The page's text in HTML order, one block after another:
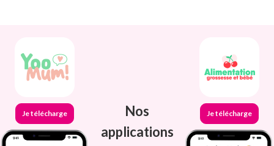
Je télécharge
Nos
applications
Je télécharge